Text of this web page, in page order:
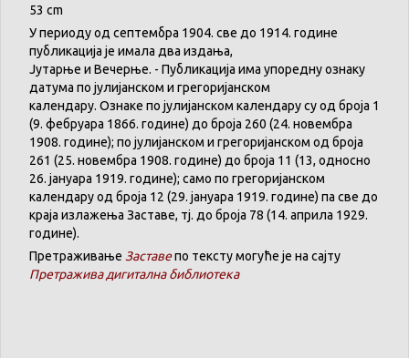
53 cm
Упериодуод септембра 1904. све до 1914. године
публикација је имала два издања,
Јутарње и Вечерње. - Публикација има упореднуознаку
датума по јулијанском и грегоријанском
календару. Ознаке по јулијанском календару су од броја 1
(9. фебруара 1866. године) до броја 260 (24. новембра
1908. године); по јулијанском и грегоријанском од броја
261 (25. новембра 1908. године) до броја 11 (13, односно
26. јануара 1919. године); само по грегоријанском
календаруод броја 12 (29. јануара 1919. године) па све до
краја излажења Заставе, тј. до броја 78 (14. априла 1929.
године).
Претраживање Заставепо тексту могуће је на сајту
Претражива дигитална библиотека